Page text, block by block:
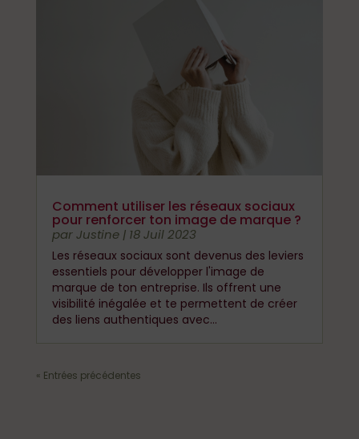
Comment utiliser les réseaux sociaux
pour renforcer ton image de marque ?
parJustine| 18 Juil 2023
Les réseaux sociaux sont devenus des leviers
essentiels pour développer l'image de
marque de ton entreprise. Ils offrent une
visibilité inégalée et te permettent de créer
des liens authentiques avec...
« Entrées précédentes